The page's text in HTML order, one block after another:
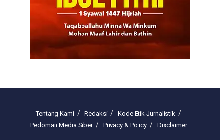
Tentang Kami Redaksi
Kode Etik Jurnalistik
Pedoman Media Siber
Privacy & Policy Disclaimer